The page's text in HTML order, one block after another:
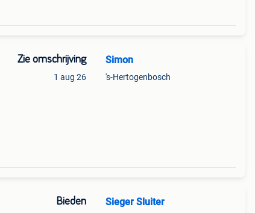
Zie omschrijving
1 aug 26
Simon
's-Hertogenbosch
Bieden Sieger Sluiter